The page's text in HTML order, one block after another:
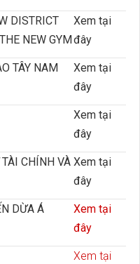
DISTRICT
NEW GYM
Xem tại
đây
TÂY NAM
Xem tại
đây
Xem tại
đây
CHÍNH VÀ Xem tại
đây
DỪA Á
Xem tại
đây
Xem tại